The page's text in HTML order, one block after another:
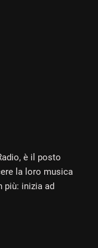
è il posto
la loro musica
più: inizia ad